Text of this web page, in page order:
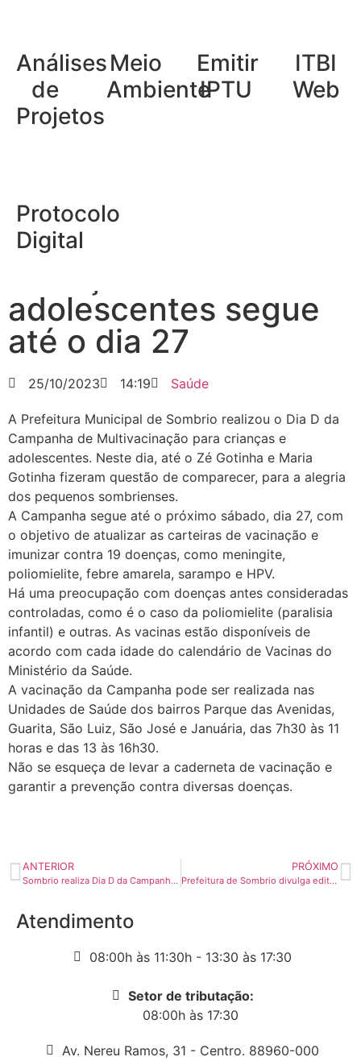
Início »Notícias»Campanha de Multivacinação de crianças e
Campanha de
Multivacinação de
adolescentes segue
até o dia 27
25/10/2023 14:19 Saúde
A Prefeitura Municipal de Sombrio realizou o Dia D da
Campanha de Multivacinação para crianças e
adolescentes. Neste dia, até o Zé Gotinha e Maria
Gotinha fizeram questão de comparecer, para a alegria
dos pequenos sombrienses.
A Campanha segue até o próximo sábado, dia 27, com
o objetivo de atualizar as carteiras de vacinação e
imunizar contra 19 doenças, como meningite,
poliomielite, febre amarela, sarampo e HPV.
Há uma preocupação com doenças antes consideradas
controladas, como é o caso da poliomielite (paralisia
infantil) e outras. As vacinas estão disponíveis de
acordo com cada idade do calendário de Vacinas do
Ministério da Saúde.
A vacinação da Campanha pode ser realizada nas
Unidades de Saúde dos bairros Parque das Avenidas,
Guarita, São Luiz, São José e Januária, das 7h30 às 11
horas e das 13 às 16h30.
Não se esqueça de levar a caderneta de vacinação e
garantir a prevenção contra diversas doenças.
ANTERIOR
Sombrio realiza Dia D da Campanha de Multivacinação no sábado 21
PRÓXIMO
Prefeitura de Sombrio divulga editais de licitação com mais de R$ 8 milhões para grandes obras
Atendimento
08:00h às 11:30h - 13:30 às 17:30
Setor de tributação:
08:00h às 17:30
Av. Nereu Ramos, 31 - Centro. 88960-000
Análises
de
Projetos
Meio
Ambiente
Emitir
IPTU
ITBI
Web
Protocolo
Digital